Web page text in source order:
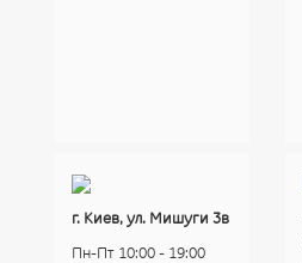
г. Киев, ул. Мишуги 3в
Пн-Пт 10:00 - 19:00